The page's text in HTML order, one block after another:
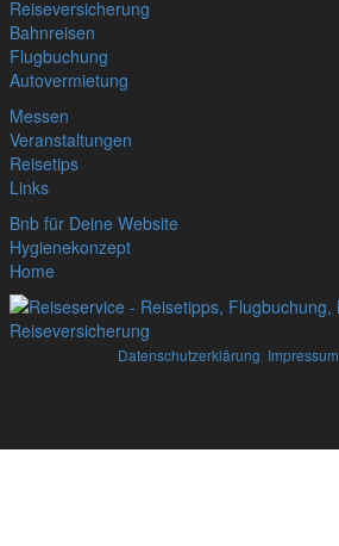
Reiseversicherung
Bahnreisen
Flugbuchung
Autovermietung
Messen
Veranstaltungen
Reisetips
Links
Bnb für Deine Website
Hygienekonzept
Home
Datenschutzerklärung Impressum